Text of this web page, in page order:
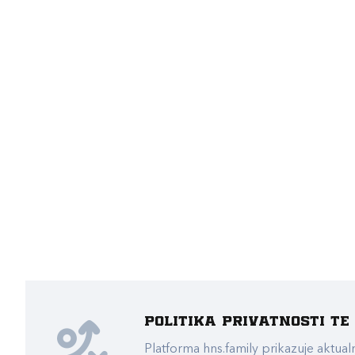
Politika privatnosti te
Platforma hns.family prikazuje